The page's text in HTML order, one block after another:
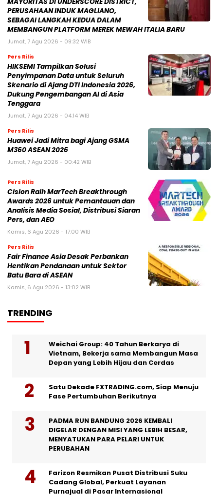
MAYORITAS DI UNDERSCORE DISTRICT,
PERUSAHAAN INDUK MAGLIANO,
SEBAGAI LANGKAH KEDUA DALAM
MEMBANGUN PLATFORM MEREK MEWAH ITALIA BARU
Jumat, 7 Agu 2026 - 09:32 WIB
Pers Rilis
HIKSEMI Tampilkan Solusi
Penyimpanan Data untuk Seluruh
Skenario di Ajang DTI Indonesia 2026,
Dukung Pengembangan AI di Asia
Tenggara
Jumat, 7 Agu 2026 - 04:14 WIB
Pers Rilis
Huawei Jadi Mitra bagi Ajang GSMA
M360 ASEAN 2026
Jumat, 7 Agu 2026 - 00:42 WIB
Pers Rilis
Cision Raih MarTech Breakthrough
Awards 2026 untuk Pemantauan dan
Analisis Media Sosial, Distribusi Siaran
Pers, dan AEO
Kamis, 6 Agu 2026 - 17:00 WIB
Pers Rilis
Fair Finance Asia Desak Perbankan
Hentikan Pendanaan untuk Sektor
Batu Bara di ASEAN
Kamis, 6 Agu 2026 - 13:02 WIB
TRENDING
Weichai Group: 40 Tahun Berkarya di
Vietnam, Bekerja sama Membangun Masa
Depan yang Lebih Hijau dan Cerdas
Satu Dekade FXTRADING.com, Siap Menuju
Fase Pertumbuhan Berikutnya
PADMA RUN BANDUNG 2026 KEMBALI
DIGELAR DENGAN MISI YANG LEBIH BESAR,
MENYATUKAN PARA PELARI UNTUK
PERUBAHAN
Farizon Resmikan Pusat Distribusi Suku
Cadang Global, Perkuat Layanan
Purnajual di Pasar Internasional